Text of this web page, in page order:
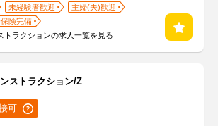
未経験者歓迎
主婦(夫)歓迎
険完備
トラクションの求人一覧を見る
ストラクション/Z
可